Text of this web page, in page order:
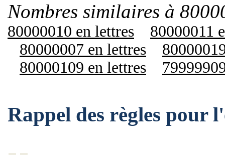
Nombres similaires à
80000010 en lettres
80000011
80000007 en lettres
80000109 en lettres
Rappel des règles pour